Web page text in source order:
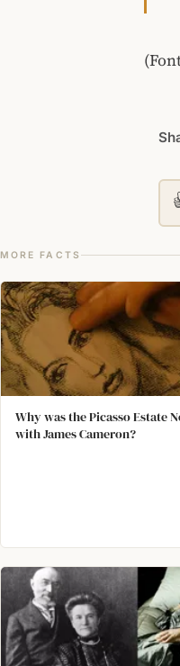
MORE FACTS
Why was the Picasso Estate
with James Cameron?